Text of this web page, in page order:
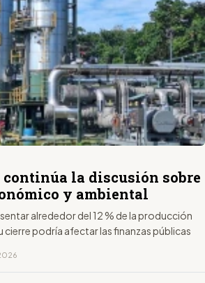
continúa la discusión sobre
y ambiental
alrededor del 12 % de la producción
cierre podría afectar las finanzas públicas